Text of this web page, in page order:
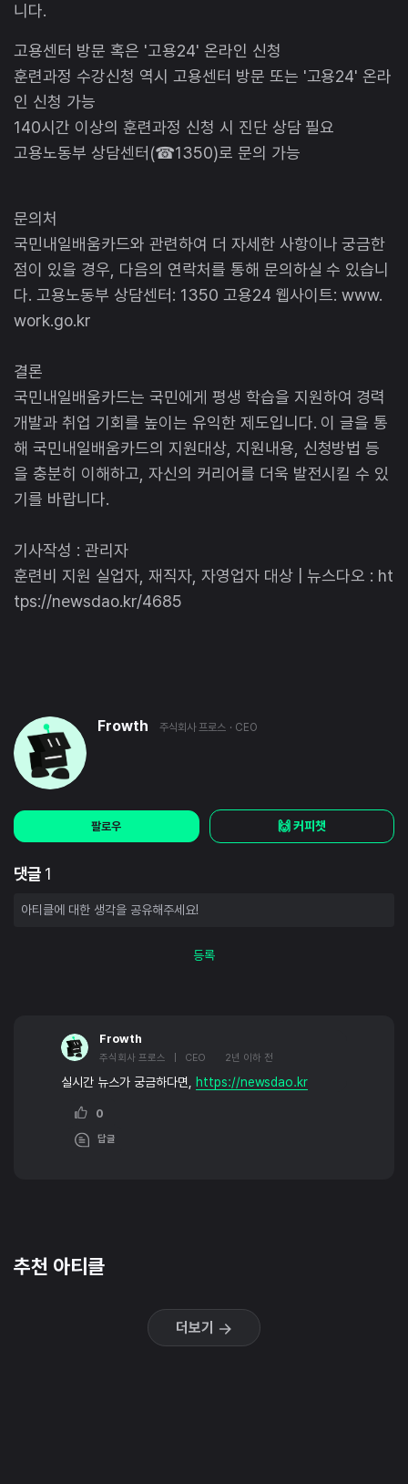
니다.
고용센터 방문 혹은 '고용24' 온라인 신청
훈련과정 수강신청 역시 고용센터 방문 또는 '고용24' 온라
인 신청 가능
140시간 이상의 훈련과정 신청 시 진단 상담 필요
고용노동부 상담센터(☎1350)로 문의 가능
문의처
국민내일배움카드와 관련하여 더 자세한 사항이나 궁금한
점이 있을 경우, 다음의 연락처를 통해 문의하실 수 있습니
다. 고용노동부 상담센터: 1350 고용24 웹사이트: www.
work.go.kr
결론
국민내일배움카드는 국민에게 평생 학습을 지원하여 경력
개발과 취업 기회를 높이는 유익한 제도입니다. 이 글을 통
해 국민내일배움카드의 지원대상, 지원내용, 신청방법 등
을 충분히 이해하고, 자신의 커리어를 더욱 발전시킬 수 있
기를 바랍니다.
기사작성 : 관리자
훈련비 지원 실업자, 재직자, 자영업자 대상 | 뉴스다오 : ht
tps://newsdao.kr/4685
Frowth 주식회사 프로스 · CEO
팔로우 🙌 커피챗
댓글 1
등록
Frowth
주식회사 프로스 | CEO 2년 이하 전
실시간 뉴스가 궁금하다면, https://newsdao.kr
0
답글
추천 아티클
더보기